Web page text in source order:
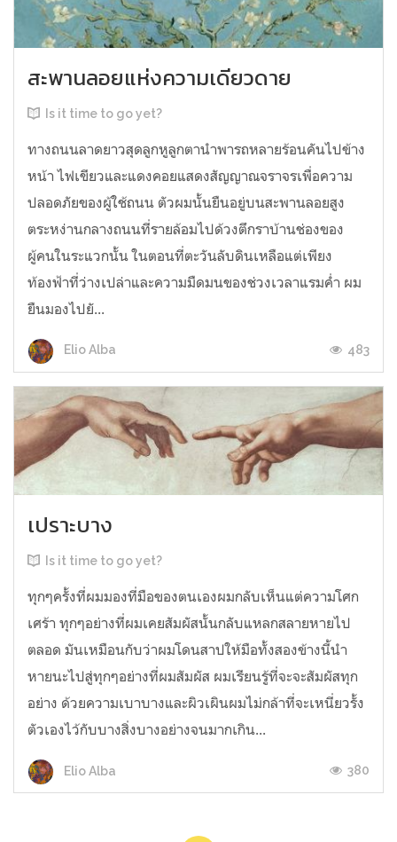
สะพานลอยแห่งความเดียวดาย
Is it time to go yet?
ทางถนนลาดยาวสุดลูกหูลูกตานำพารถหลายร้อนคันไปข้าง
หน้า ไฟเขียวและแดงคอยแสดงสัญญาณจราจรเพื่อความ
ปลอดภัยของผู้ใช้ถนน ตัวผมนั้นยืนอยู่บนสะพานลอยสูง
ตระหง่านกลางถนนที่รายล้อมไปด้วงตึกราบ้านช่องของ
ผู้คนในระแวกนั้น ในตอนที่ตะวันลับดินเหลือแต่เพียง
ท้องฟ้าที่ว่างเปล่าและความมืดมนของช่วงเวลาแรมค่ำ ผม
ยืนมองไปยั...
Elio Alba 483
เปราะบาง
Is it time to go yet?
ทุกๆครั้งที่ผมมองที่มือของตนเองผมกลับเห็นแต่ความโศก
เศร้า ทุกๆอย่างที่ผมเคยสัมผัสนั้นกลับแหลกสลายหายไป
ตลอด มันเหมือนกับว่าผมโดนสาปให้มือทั้งสองข้างนี้นำ
หายนะไปสู่ทุกๆอย่างที่ผมสัมผัส ผมเรียนรู้ที่จะจะสัมผัสทุก
อย่าง ด้วยความเบาบางและผิวเผินผมไม่กล้าที่จะเหนี่ยวรั้ง
ตัวเองไว้กับบางสิ่งบางอย่างจนมากเกิน...
Elio Alba 380